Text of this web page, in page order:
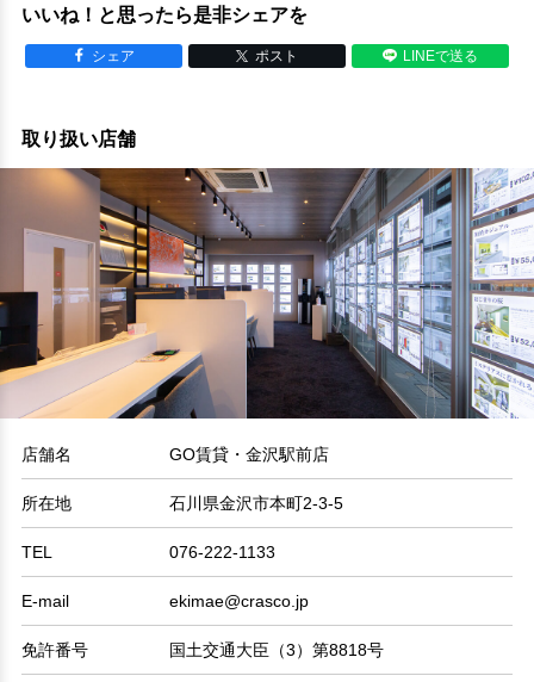
いいね！と思ったら是非シェアを
シェア ポスト LINEで送る
取り扱い店舗
店舗名 GO賃貸・金沢駅前店
所在地 石川県金沢市本町2-3-5
TEL 076-222-1133
E-mail ekimae@crasco.jp
免許番号 国土交通大臣（3）第8818号